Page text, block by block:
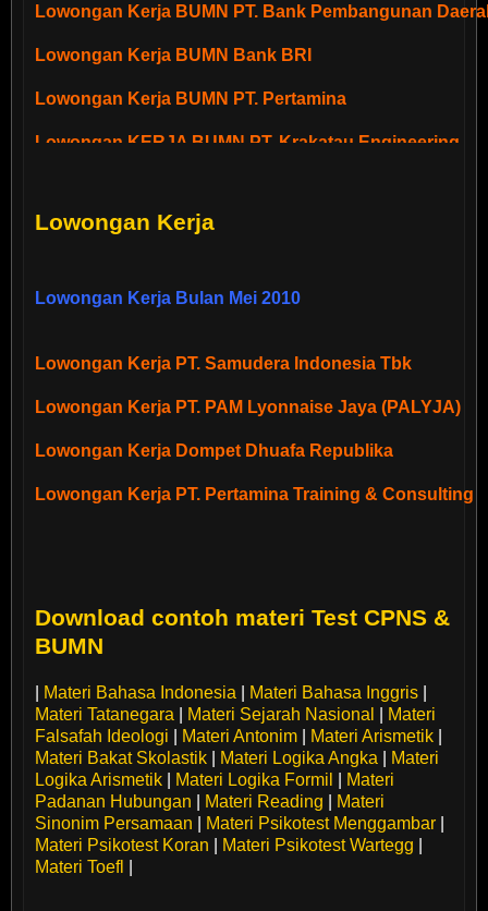
Periode 2010-2013
Pengumuman Rencana Pengangkatan dr/drg PTT
Pengumuman Rekrutmen Pegawai LPDB-KUMKM TA
Lowongan Kerja BUMN PT. Bank Pembangunan
Lowongan Kerja BUMN Bank BRI
Lowongan Kerja BUMN PT. Pertamina
Lowongan KERJA BUMN PT. Krakatau Engineering
Lowongan Kerja BUMN PT. Bank BRI Syariah
Lowongan BUMN Bulan April 2010
Lowongan Kerja BUMN PT. PJB Services Kategori
Lowongan Kerja BUMN Perkebunan Wilayah
Lowongan Kerja BUMN Biofarma
Lowongan Kerja BUMN PT. DAHANA (Persero)
Lowongan Kerja BUMN Pertamina Kategori BPA
Lowongan Kerja BUMN Bank Mandiri Kategori CFX -
Lowongan Kerja BUMN Telkomsel
Lowongan Kerja BUMN PT. Indonesia Ferry (Persero)
Lowongan Kerja BUMN Garuda Indonesia
Lowongan Kerja
Lowongan Kerja Bulan Mei 2010
Lowongan Kerja PT. Samudera Indonesia Tbk
Lowongan Kerja PT. PAM Lyonnaise Jaya (PALYJA)
Lowongan Kerja Dompet Dhuafa Republika
Lowongan Kerja PT. Pertamina Training & Consulting
Lowongan Kerja PT Trakindo Utama
Lowongan Kerja Greenpeace Southeast Asia
Lowongan Kerja Air Asia
Lowongan Kerja Carrefour Sebagai Store Controller
Lowongan Kerja BPD Kaltim
Lowongan Kerja PT. BNI Life Insurance
Download contoh materi Test CPNS &
BUMN
Materi Bahasa Indonesia Materi Bahasa Inggris
Materi Tatanegara
Materi Sejarah Nasional
Materi
Falsafah Ideologi
Materi Antonim Materi Arismetik
Materi Bakat Skolastik
Materi Logika Angka
Materi
Logika Arismetik
Materi Logika Formil
Materi
Padanan Hubungan
Materi Reading
Materi
Sinonim Persamaan
Materi Psikotest Menggambar
Materi Psikotest Koran
Materi Psikotest Wartegg
Materi Toefl